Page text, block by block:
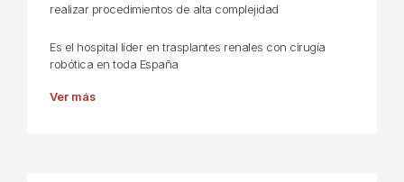
realizar procedimientos de alta complejidad
Es el hospital líder en trasplantes renales con cirugía
robótica en toda España
Ver más